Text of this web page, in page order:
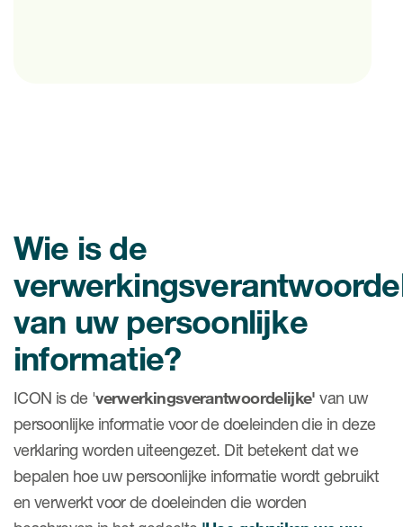
Wie is de
van uw persoonlijke
informatie?
ICON is de 'verwerkingsverantwoordelijke' van uw
persoonlijke informatie voor de doeleinden die in deze
verklaring worden uiteengezet. Dit betekent dat we
bepalen hoe uw persoonlijke informatie wordt gebruikt
en verwerkt voor de doeleinden die worden